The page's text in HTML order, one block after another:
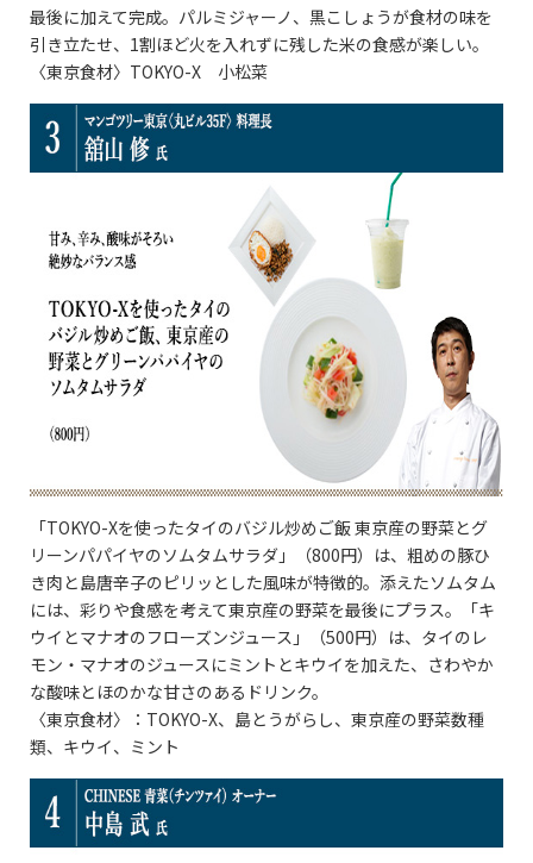
最後に加えて完成。パルミジャーノ、黒こしょうが食材の味を
引き立たせ、1割ほど火を入れずに残した米の食感が楽しい。
〈東京食材〉TOKYO-X 小松菜
「TOKYO-Xを使ったタイのバジル炒めご飯 東京産の野菜とグ
リーンパパイヤのソムタムサラダ」（800円）は、粗めの豚ひ
き肉と島唐辛子のピリッとした風味が特徴的。添えたソムタム
には、彩りや食感を考えて東京産の野菜を最後にプラス。「キ
ウイとマナオのフローズンジュース」（500円）は、タイのレ
モン・マナオのジュースにミントとキウイを加えた、さわやか
な酸味とほのかな甘さのあるドリンク。
〈東京食材〉：TOKYO-X、島とうがらし、東京産の野菜数種
類、キウイ、ミント